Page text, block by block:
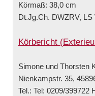
Körmaß: 38,0 cm
Dt.Jg.Ch. DWZRV,
Körbericht
Simone und Thorsten
Nienkampstr. 35,
Tel.: Tel: 0209/399722